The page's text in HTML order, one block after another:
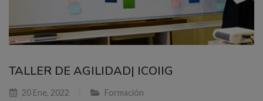
TALLER DE AGILIDAD| ICOIIG
20 Ene, 2022 Formación